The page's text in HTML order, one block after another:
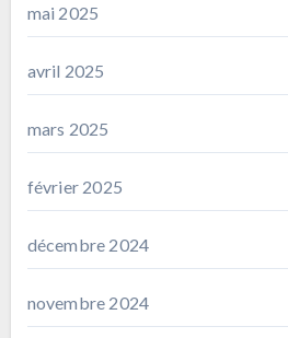
mai 2025
avril 2025
mars 2025
février 2025
décembre 2024
novembre 2024